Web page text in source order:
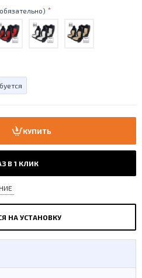
КУПИТЬ
В 1 КЛИК
НА УСТАНОВКУ